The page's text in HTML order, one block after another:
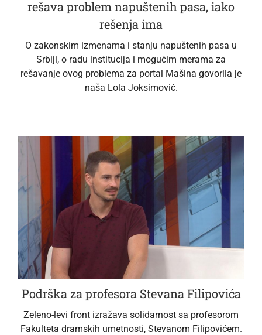
rešava problem napuštenih pasa, iako
rešenja ima
O zakonskim izmenama i stanju napuštenih pasa u
Srbiji, o radu institucija i mogućim merama za
rešavanje ovog problema za portal Mašina govorila je
naša Lola Joksimović.
Podrška za profesora Stevana Filipovića
Zeleno-levi front izražava solidarnost sa profesorom
Fakulteta dramskih umetnosti, Stevanom Filipovićem.